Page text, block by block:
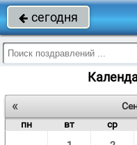
 сегодня
«
пн
вт ср